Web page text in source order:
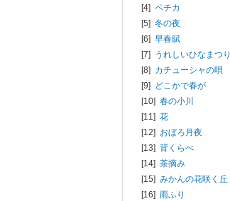
[4] ペチカ
[5] 冬の夜
[6] 早春賦
[7] うれしいひなまつり
[8] カチューシャの唄
[9] どこかで春が
[10] 春の小川
[11] 花
[12] おぼろ月夜
[13] 背くらべ
[14] 茶摘み
[15] みかんの花咲く丘
[16] 雨ふり